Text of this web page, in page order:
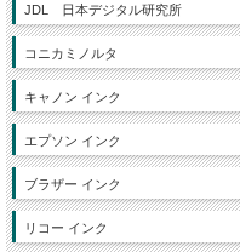
JDL 日本デジタル研究所
コニカミノルタ
キャノン インク
エプソン インク
ブラザー インク
リコー インク